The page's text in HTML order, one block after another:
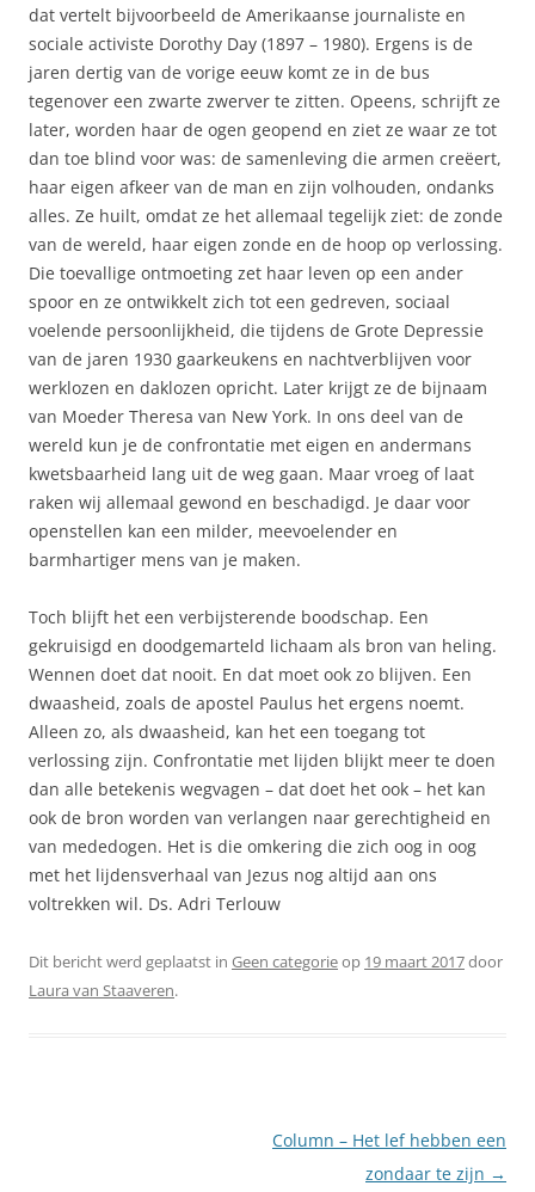
dat vertelt bijvoorbeeld de Amerikaanse journaliste en
sociale activiste Dorothy Day (1897 – 1980). Ergens is de
jaren dertig van de vorige eeuw komt ze in de bus
tegenover een zwarte zwerver te zitten. Opeens, schrijft ze
later, worden haar de ogen geopend en ziet ze waar ze tot
dan toe blind voor was: de samenleving die armen creëert,
haar eigen afkeer van de man en zijn volhouden, ondanks
alles. Ze huilt, omdat ze het allemaal tegelijk ziet: de zonde
van de wereld, haar eigen zonde en de hoop op verlossing.
Die toevallige ontmoeting zet haar leven op een ander
spoor en ze ontwikkelt zich tot een gedreven, sociaal
voelende persoonlijkheid, die tijdens de Grote Depressie
van de jaren 1930 gaarkeukens en nachtverblijven voor
werklozen en daklozen opricht. Later krijgt ze de bijnaam
van Moeder Theresa van New York. In ons deel van de
wereld kun je de confrontatie met eigen en andermans
kwetsbaarheid lang uit de weg gaan. Maar vroeg of laat
raken wij allemaal gewond en beschadigd. Je daar voor
openstellen kan een milder, meevoelender en
barmhartiger mens van je maken.
Toch blijft het een verbijsterende boodschap. Een
gekruisigd en doodgemarteld lichaam als bron van heling.
Wennen doet dat nooit. En dat moet ook zo blijven. Een
dwaasheid, zoals de apostel Paulus het ergens noemt.
Alleen zo, als dwaasheid, kan het een toegang tot
verlossing zijn. Confrontatie met lijden blijkt meer te doen
dan alle betekenis wegvagen – dat doet het ook – het kan
ook de bron worden van verlangen naar gerechtigheid en
van mededogen. Het is die omkering die zich oog in oog
met het lijdensverhaal van Jezus nog altijd aan ons
voltrekken wil. Ds. Adri Terlouw
Dit bericht werd geplaatst in Geen categorieop 19 maart 2017door
Laura van Staaveren.
Column – Het lef hebben een
zondaar te zijn →